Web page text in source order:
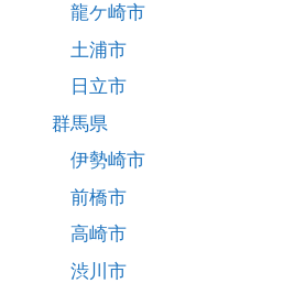
龍ケ崎市
土浦市
日立市
群馬県
伊勢崎市
前橋市
高崎市
渋川市